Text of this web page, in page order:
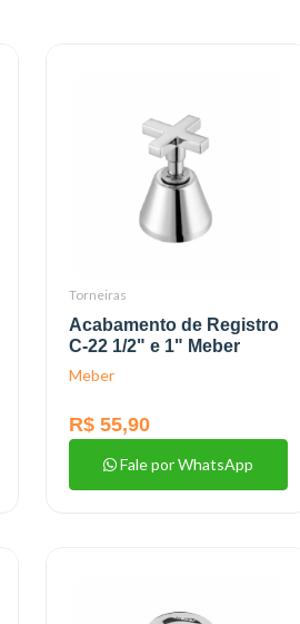
Torneiras
Acabamento de Registro
C-22 1/2" e 1" Meber
Meber
R$ 55,90
Fale por WhatsApp